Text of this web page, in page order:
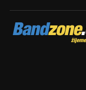
Bandzone.cz
žijeme hudbou